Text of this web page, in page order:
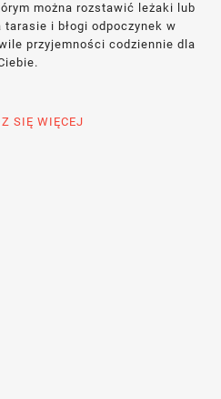
można rozstawić leżaki lub
i błogi odpoczynek w
przyjemności codziennie dla
SIĘ WIĘCEJ